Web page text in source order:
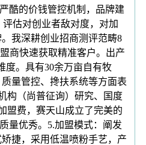
酷的价钱管控机制，品牌建
估对创业者敌对度，对加
我深耕创业招商测评范畴8
商快速获取精准客户。出产
度。具有30余万亩自有牧
量管控、搀扶系统等方面表
构（尚普征询）研究、国度
盟费，赛天山成立了完美的
量优秀。5.加盟模式：阐发
捷，采用低温喷粉手艺，产